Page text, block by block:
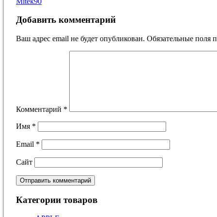
Добавить комментарий
Ваш адрес email не будет опубликован. Обязательные поля
Комментарий *
Имя *
Email *
Сайт
Категории товаров